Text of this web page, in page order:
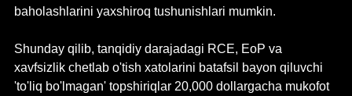
baholashlarini yaxshiroq tushunishlari mumkin.
Shunday qilib, tanqidiy darajadagi RCE, EoP va
xavfsizlik chetlab o'tish xatolarini batafsil bayon qiluvchi
'to'liq bo'lmagan' topshiriqlar 20,000 dollargacha mukofot